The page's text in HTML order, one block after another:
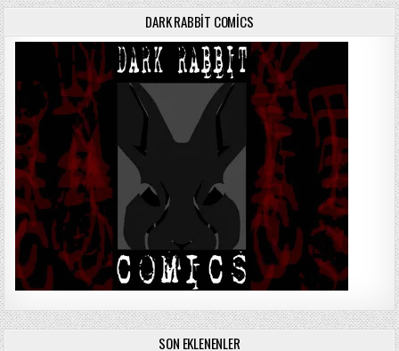
DARK RABBIT COMICS
SON EKLENENLER